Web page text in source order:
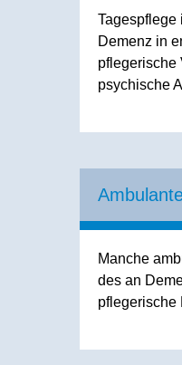
Tagespflege
Demenz in
pflegerische
psychische
Manche
des an
pflegerische